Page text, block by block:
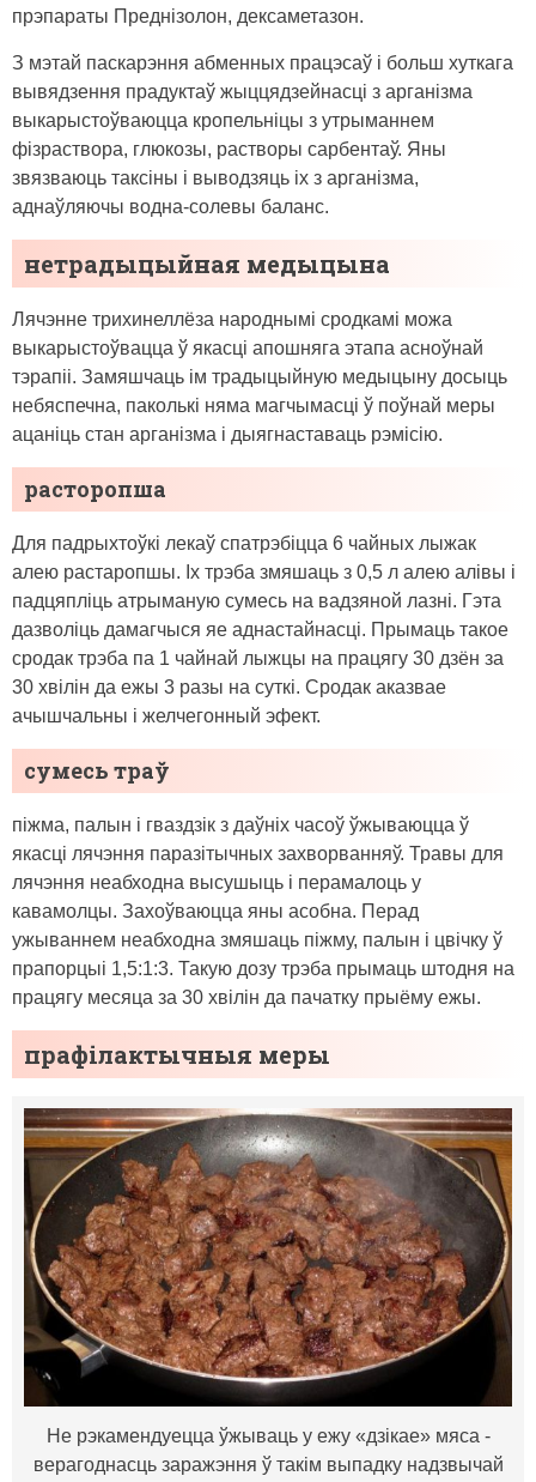
прэпараты Преднізолон, дексаметазон.
З мэтай паскарэння абменных працэсаў і больш хуткага
вывядзення прадуктаў жыццядзейнасці з арганізма
выкарыстоўваюцца кропельніцы з утрыманнем
фізраствора, глюкозы, растворы сарбентаў. Яны
звязваюць таксіны і выводзяць іх з арганізма,
аднаўляючы водна-солевы баланс.
нетрадыцыйная медыцына
Лячэнне трихинеллёза народнымі сродкамі можа
выкарыстоўвацца ў якасці апошняга этапа асноўнай
тэрапіі. Замяшчаць ім традыцыйную медыцыну досыць
небяспечна, паколькі няма магчымасці ў поўнай меры
ацаніць стан арганізма і дыягнаставаць рэмісію.
расторопша
Для падрыхтоўкі лекаў спатрэбіцца 6 чайных лыжак
алею растаропшы. Іх трэба змяшаць з 0,5 л алею алівы і
падцяпліць атрыманую сумесь на вадзяной лазні. Гэта
дазволіць дамагчыся яе аднастайнасці. Прымаць такое
сродак трэба па 1 чайнай лыжцы на працягу 30 дзён за
30 хвілін да ежы 3 разы на суткі. Сродак аказвае
ачышчальны і желчегонный эфект.
сумесь траў
піжма, палын і гваздзік з даўніх часоў ўжываюцца ў
якасці лячэння паразітычных захворванняў. Травы для
лячэння неабходна высушыць і перамалоць у
кавамолцы. Захоўваюцца яны асобна. Перад
ужываннем неабходна змяшаць піжму, палын і цвічку ў
прапорцыі 1,5:1:3. Такую дозу трэба прымаць штодня на
працягу месяца за 30 хвілін да пачатку прыёму ежы.
прафілактычныя меры
Не рэкамендуецца ўжываць у ежу «дзікае» мяса -
верагоднасць заражэння ў такім выпадку надзвычай